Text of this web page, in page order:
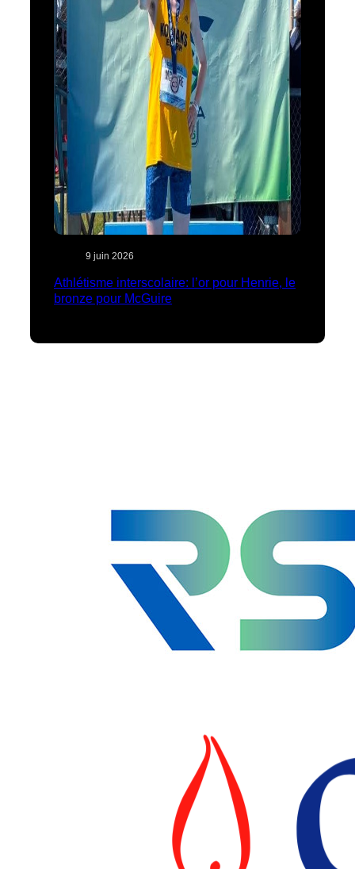
9 juin 2026
Athlétisme interscolaire: l’or pour Henrie, le
bronze pour McGuire